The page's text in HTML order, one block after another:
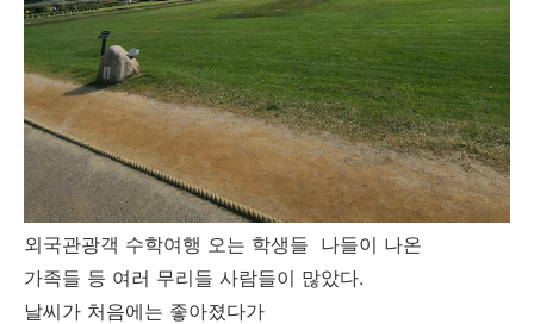
외국관광객 수학여행 오는 학생들 나들이 나온
가족들 등 여러 무리들 사람들이 많았다.
날씨가 처음에는 좋아졌다가